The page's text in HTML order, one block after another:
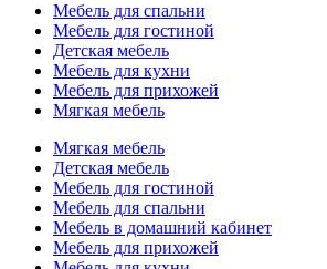
Мебель для спальни
Мебель для гостиной
Детская мебель
Мебель для кухни
Мебель для прихожей
Мягкая мебель
Мягкая мебель
Детская мебель
Мебель для гостиной
Мебель для спальни
Мебель в домашний кабинет
Мебель для прихожей